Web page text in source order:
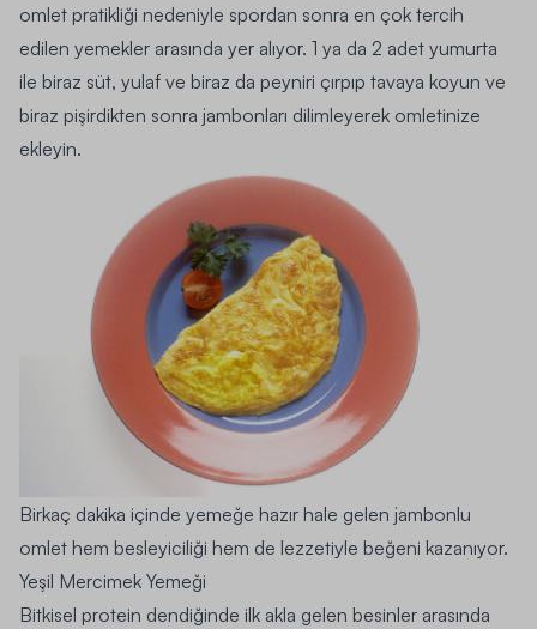
omlet pratikliği nedeniyle spordan sonra en çok tercih
edilen yemekler arasında yer alıyor. 1 ya da 2 adet yumurta
ile biraz süt, yulaf ve biraz da peyniri çırpıp tavaya koyun ve
biraz pişirdikten sonra jambonları dilimleyerek omletinize
ekleyin.
Birkaç dakika içinde yemeğe hazır hale gelen jambonlu
omlet hem besleyiciliği hem de lezzetiyle beğeni kazanıyor.
Yeşil Mercimek Yemeği
Bitkisel protein dendiğinde ilk akla gelen besinler arasında